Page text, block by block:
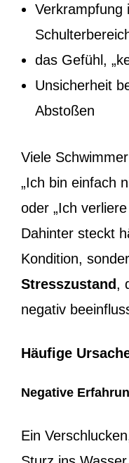
Verkrampfung
das Gefühl,
Unsicherheit
Abstoßen
Viele
„Ich bin einfach
oder „Ich
Dahinter steckt
Kondition,
Stresszustand,
negativ
Häufige
Negative
Ein